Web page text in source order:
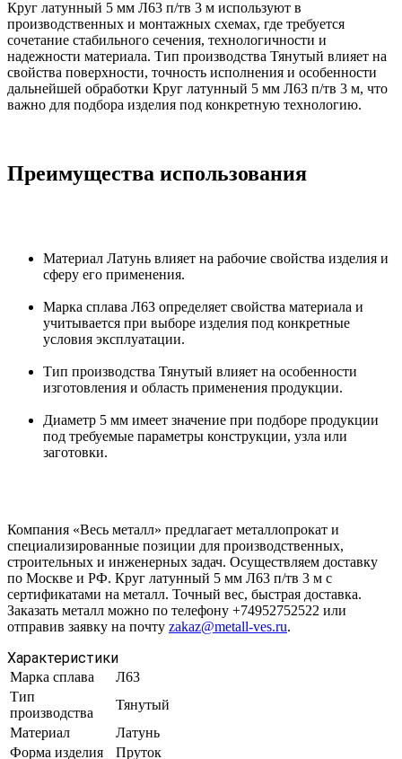
Круг латунный 5 мм Л63 п/тв 3 м используют в
производственных и монтажных схемах, где требуется
сочетание стабильного сечения, технологичности и
надежности материала. Тип производства Тянутый влияет на
свойства поверхности, точность исполнения и особенности
дальнейшей обработки Круг латунный 5 мм Л63 п/тв 3 м, что
важно для подбора изделия под конкретную технологию.
Преимущества использования
Материал Латунь влияет на рабочие свойства изделия и
сферу его применения.
Марка сплава Л63 определяет свойства материала и
учитывается при выборе изделия под конкретные
условия эксплуатации.
Тип производства Тянутый влияет на особенности
изготовления и область применения продукции.
Диаметр 5 мм имеет значение при подборе продукции
под требуемые параметры конструкции, узла или
заготовки.
Компания «Весь металл» предлагает металлопрокат и
специализированные позиции для производственных,
строительных и инженерных задач. Осуществляем доставку
по Москве и РФ. Круг латунный 5 мм Л63 п/тв 3 м с
сертификатами на металл. Точный вес, быстрая доставка.
Заказать металл можно по телефону +74952752522 или
отправив заявку на почту zakaz@metall-ves.ru.
Характеристики
Марка сплава
Л63
Тип
производства
Тянутый
Материал
Латунь
Форма изделия
Пруток